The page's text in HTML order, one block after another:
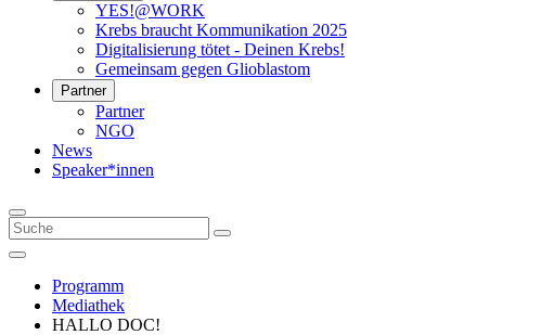
YES!@WORK
Krebs braucht Kommunikation 2025
Digitalisierung tötet - Deinen Krebs!
Gemeinsam gegen Glioblastom
Partner
Partner
NGO
News
Speaker*innen
Programm
Mediathek
HALLO DOC!